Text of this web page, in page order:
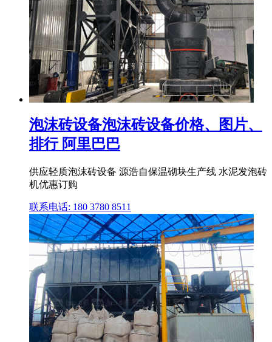
泡沫砖设备泡沫砖设备价格、图片、
排行 阿里巴巴
供应轻质泡沫砖设备 源浩自保温砌块生产线 水泥发泡砖
机优惠订购
联系电话: 180 3780 8511